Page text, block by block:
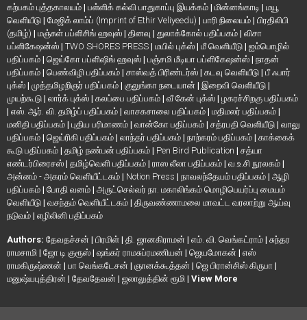
கற்பகம் புத்தகாலயம் | பள்ளிக் கல்வி பாதுகாப்பு இயக்கம் | மின்னங்காடி | மயூ
வெளியீடு | மேஜிக் லாம்ப் (Imprint of Ethir Veliyeedu) | பாரி நிலையம் | பிரதிலிபி
(தமிழ்) | மஞ்சுள் பப்ளிசிங் ஹவுஸ் | தினவு | துலாக்கோல் பதிப்பகம் | விசா
பப்ளிகேஷன்ஸ் | TWO SHORES PRESS | மயில் புக்ஸ் | மீ வெளியீடு | ஐம்பொழில்
பதிப்பகம் | ஜெய்கோ பப்ளிஷிங் ஹவுஸ் | பஞ்சமி மீடியா பப்ளிகேஷன்ஸ் | நாதன்
பதிப்பகம் | பெண்விழி பதிப்பகம் | சாஸ்வத் பிரிண்டர்ஸ் | கடவு வெளியீடு | பீ ஃபார்
புக்ஸ் | முத்தமிழறிஞர் பதிப்பகம் | குலுங்கா நடையான் | இறைவி வெளியீடு |
முயற்கூடு | லார்க் புக்ஸ் | கலப்பை பதிப்பகம் | வீ கேன் புக்ஸ் | ழகரச்சிறகு பதிப்பகம்
| எஸ். ஆர். வி. தமிழ்ப் பதிப்பகம் | வாசகசாலை பதிப்பகம் | மதிமலர் பதிப்பகம் |
மனிதி பதிப்பகம் | புதிய பரிமாணம் | வான்கோ பதிப்பகம் | சத்ரபதி வெளியீடு | வாலு
பதிப்பகம் | ஜெய்ரிகி பதிப்பகம் | லாந்தர் பதிப்பகம் | நாற்கரம் பதிப்பகம் | காக்கைக்
கூடு பதிப்பகம் | தமிழ் நண்பன் பதிப்பகம் | Pen Bird Publication | சத்யா
எண்டர்பிரைசஸ் | தமிழ்வெளி பதிப்பகம் | ராஸ லீலா பதிப்பகம் | வ.உ.சி நூலகம் |
அன்னம் - அகரம் வெளியீட்டகம் | Notion Press | நாவலந்தேயம் பதிப்பகம் | ஆழி
பதிப்பகம் | போதி வனம் | அருட்செல்வர் நா. மகாலிங்கம் மொழிபெயர்ப்பு மையம்
வெளியீடு | வசந்தம் வெளியீட்டகம் | திருவண்ணாமலை மாவட்ட வரலாற்று ஆய்வு
நடுவம் | எழிலினி பதிப்பகம்
Authors: தேவதச்சன் | பிரமிள் | தி. ஜானகிராமன் | எம். வி. வெங்கட்ராம் | சுந்தர
ராமசாமி | ஜோ டி குரூஸ் | ஷங்கர் ராமசுப்ரமணியன் | ஜெயமோகன் | எஸ்
ராமகிருஷ்ணன் | பா வெங்கடேசன் | ஞானக்கூத்தன் | ஜெ பிரான்சிஸ் கிருபா |
மனுஷ்யபுத்திரன் | தேவதேவன் | ஜலாலுத்தின் ரூமி | View More